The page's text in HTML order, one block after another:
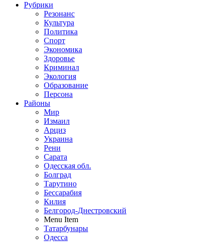
Рубрики
Резонанс
Культура
Политика
Спорт
Экономика
Здоровье
Криминал
Экология
Образование
Персона
Районы
Мир
Измаил
Арциз
Украина
Рени
Сарата
Одесская обл.
Болград
Тарутино
Бессарабия
Килия
Белгород-Днестровский
Menu Item
Татарбунары
Одесса